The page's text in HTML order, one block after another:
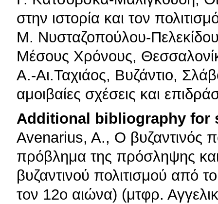
στην ιστορία και τον
Μ. Νυσταζοπούλου-
Μέσους Χρόνους,
Α.-Αι.Ταχιάος, Βυζάντιο,
αμοιβαίες σχέσεις και
Additional bibliography for
Avenarius, A., Ο βυζαντινός
πρόβλημα της πρόσληψης
βυζαντινού πολιτισμού από
τον 12ο αιώνα) (μτφρ.